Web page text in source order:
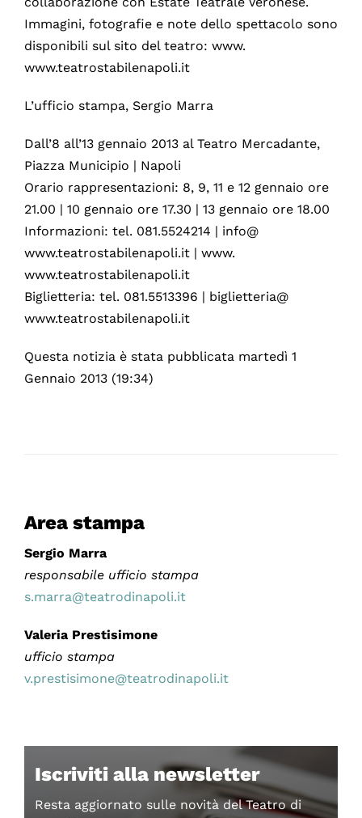
Immagini, fotografie e note dello spettacolo sono
disponibili sul sito del teatro: www.
www.teatrostabilenapoli.it
L’ufficio stampa, Sergio Marra
Dall’8 all’13 gennaio 2013 al Teatro Mercadante,
Piazza Municipio | Napoli
Orario rappresentazioni: 8, 9, 11 e 12 gennaio ore
21.00 | 10 gennaio ore 17.30 | 13 gennaio ore 18.00
Informazioni: tel. 081.5524214 | info@
www.teatrostabilenapoli.it | www.
www.teatrostabilenapoli.it
Biglietteria: tel. 081.5513396 | biglietteria@
www.teatrostabilenapoli.it
Questa notizia è stata pubblicata martedì 1
Gennaio 2013 (19:34)
Area stampa
Sergio Marra
responsabile ufficio stampa
s.marra@teatrodinapoli.it
Valeria Prestisimone
ufficio stampa
v.prestisimone@teatrodinapoli.it
Iscriviti alla newsletter
Resta aggiornato sulle novità del Teatro di